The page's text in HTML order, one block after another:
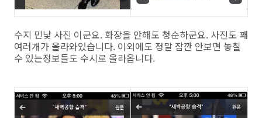
수지 민낯 사진 이군요. 화장을 안해도 청순하군요. 사진도 꽤
여러개가 올라와있습니다. 이외에도 정말 잠깐 안보면 놓칠
수 있는정보들도 수시로 올라옵니다.